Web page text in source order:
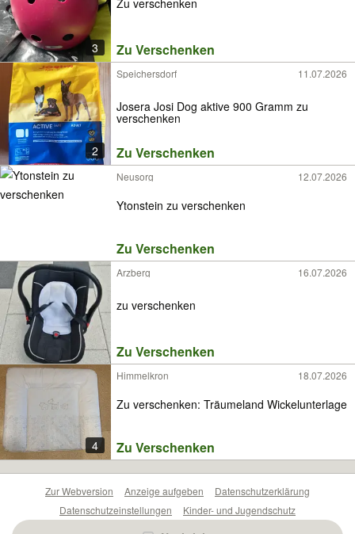
3 Zu Verschenken
2
Speichersdorf 11.07.2026
Josera Josi Dog aktive 900 Gramm zu
verschenken
Zu Verschenken
Neusorg 12.07.2026
Ytonstein zu verschenken
Zu Verschenken
Arzberg 16.07.2026
zu verschenken
Zu Verschenken
4
Himmelkron 18.07.2026
Zu verschenken: Träumeland Wickelunterlage
Zu Verschenken
Zur Webversion Anzeige aufgeben
Datenschutzerklärung
Datenschutzeinstellungen
Kinder- und Jugendschutz
Barrierefreiheitserklärung